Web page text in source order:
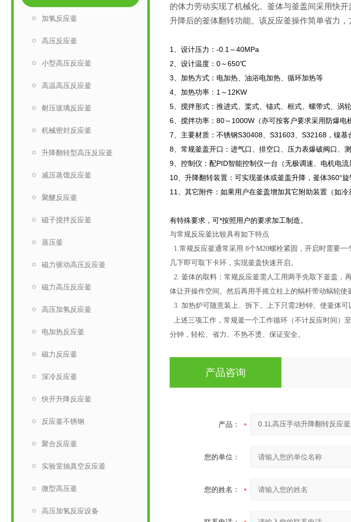
加氢反应釜
高压反应釜
小型高压反应釜
高温高压反应釜
耐压玻璃反应釜
机械密封反应釜
升降翻转型高压反应釜
减压蒸馏反应釜
聚醚反应釜
磁子搅拌反应釜
蒸压釜
磁力驱动高压反应釜
磁力高压反应釜
高压加氢反应釜
电加热反应釜
磁力反应釜
深冷反应釜
快开升降反应釜
反应釜不锈钢
聚合反应釜
实验室抽真空反应釜
微型高压釜
高压加氢反应设备
的体力劳动实现了机械化。釜体与釜盖间采用快
升降后的釜体翻转功能。该反应釜操作简单省力，
1
、设计压力：-0.1～40MPa
2 、设计温度：0～650℃
3 、加热方式：电加热、油浴电加热、循环加热等
4 、加热功率：1～12KW
5 、搅拌形式：推进式、桨式、锚式、框式、螺带式、涡
6 、搅拌功率：80～1000W（亦可按客户要求采用防爆电
7 、主要材质：不锈钢S30408、S31603、S32168，镍
8 、常规釜盖开口：进气口、排空口、压力表爆破阀口、
9 、控制仪：配PID智能控制仪一台（无极调速、电机电流
10 、升降翻转装置：可实现釜体或釜盖升降，釜体360°
11
、其它附件：如果用户在釜盖增加其它附助装置（如
有特殊要求，可*按照用户的要求加工制造。
与常规反应釜比较具有如下特点
1.常规反应釜通常采用 8个M20螺栓紧固，开启时需要
几下即可取下卡环，实现釜盖快速开启。
2. 釜体的取料：常规反应釜需人工用两手先取下釜盖，
体让开操作空间。然后再用手摇立柱上的蜗杆带动蜗轮使
3. 加热炉可随意装上、拆下。上下只需2秒钟。使釜体可
上述三项工作，常规釜一个工作循环（不计反应时间）
分钟，轻松、省力、不热不烫、保证安全。
产品咨询
产品：
您的单位：
您的姓名：